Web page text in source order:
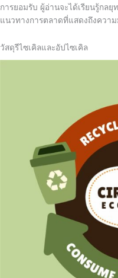
การยอมรับ ผู้อ่านจะได้เรียนรู้กล
แนวทางการตลาดที่แสดงถึงควา
วัสดุรีไซเคิลและอัปไซเคิล